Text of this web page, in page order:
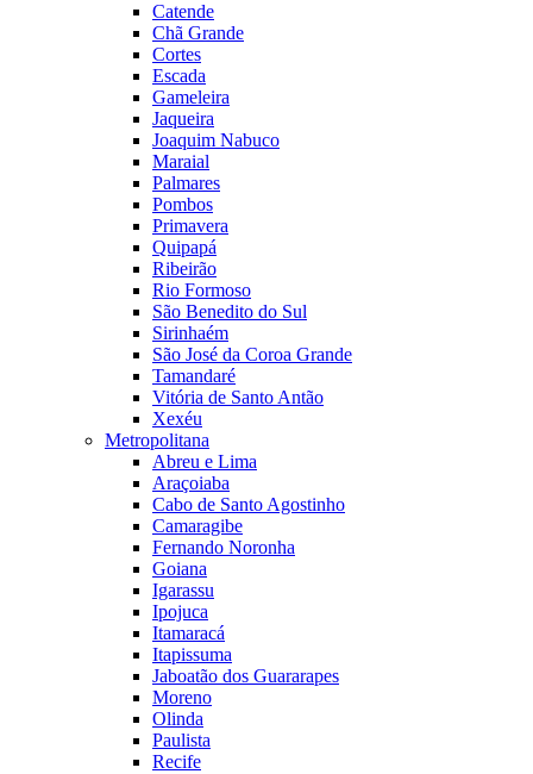
Catende
Chã Grande
Cortes
Escada
Gameleira
Jaqueira
Joaquim Nabuco
Maraial
Palmares
Pombos
Primavera
Quipapá
Ribeirão
Rio Formoso
São Benedito do Sul
Sirinhaém
São José da Coroa Grande
Tamandaré
Vitória de Santo Antão
Xexéu
Metropolitana
Abreu e Lima
Araçoiaba
Cabo de Santo Agostinho
Camaragibe
Fernando Noronha
Goiana
Igarassu
Ipojuca
Itamaracá
Itapissuma
Jaboatão dos Guararapes
Moreno
Olinda
Paulista
Recife